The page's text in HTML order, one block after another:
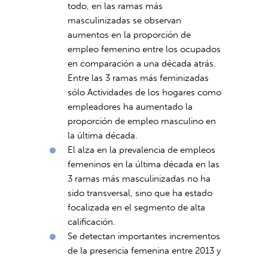
todo, en las ramas más
masculinizadas se observan
aumentos en la proporción de
empleo femenino entre los ocupados
en comparación a una década atrás.
Entre las 3 ramas más feminizadas
sólo Actividades de los hogares como
empleadores ha aumentado la
proporción de empleo masculino en
la última década.
El alza en la prevalencia de empleos
femeninos en la última década en las
3 ramas más masculinizadas no ha
sido transversal, sino que ha estado
focalizada en el segmento de alta
calificación.
Se detectan importantes incrementos
de la presencia femenina entre 2013 y